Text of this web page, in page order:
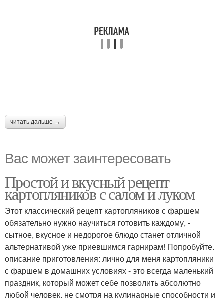
читать дальше →
Вас может заинтересовать
Простой и вкусный рецепт
картопляников с салом и луком
Этот классический рецепт картопляников с фаршем
обязательно нужно научиться готовить каждому, -
сытное, вкусное и недорогое блюдо станет отличной
альтернативой уже приевшимся гарнирам! Попробуйте.
описание приготовления: лично для меня картопляники
с фаршем в домашних условиях - это всегда маленький
праздник, который может себе позволить абсолютно
любой человек, не смотря на кулинарные способности и